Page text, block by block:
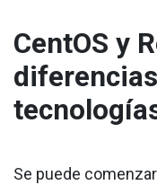
CentOS y
Se puede